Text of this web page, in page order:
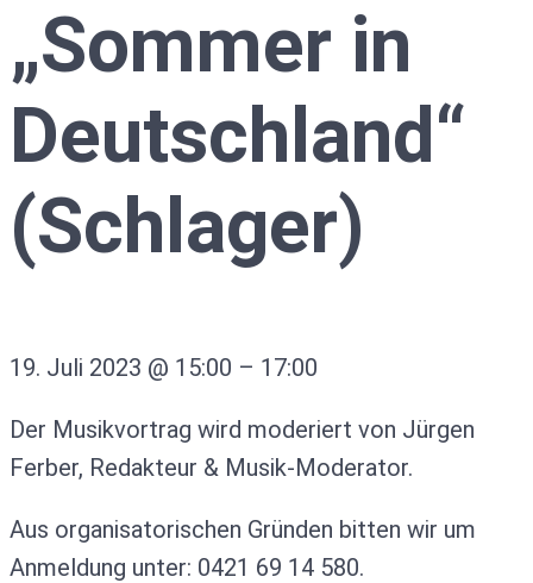
„Sommer in
Deutschland“
(Schlager)
19. Juli 2023 @ 15:00 – 17:00
Der Musikvortrag wird moderiert von Jürgen
Ferber, Redakteur & Musik-Moderator.
Aus organisatorischen Gründen bitten wir um
Anmeldung unter: 0421 69 14 580.